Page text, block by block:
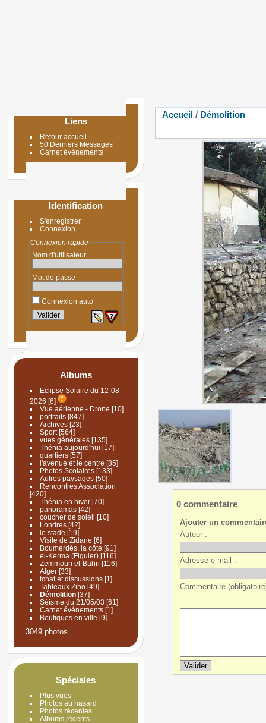
Liens
Retour accueil
50 Derniers Messages
Carnet événements
Identification
S'enregistrer
Connexion
Connexion rapide
Nom d'utilisateur
Mot de passe
Connexion auto
Albums
Eclipse Solaire du 12-08-
2026 [6]
Vue aérienne - Drone [10]
portraits[847]
Archives [23]
Sport[564]
vues générales[135]
Thénia aujourd'hui [17]
quartiers[57]
l'avenue et le centre [85]
Photos Scolaires[133]
Autres paysages[50]
Rencontres Association
[420]
Thénia en hiver[70]
panoramas[42]
coucher de soleil [10]
Londres[42]
le stade [19]
Visite de Zidane [6]
Boumerdès, la côte [91]
el-Kerma (Figuier)[116]
Zemmouri el-Bahri [116]
Alger[33]
tchat et discussions[1]
Tableaux Zino[49]
Démolition[37]
Séisme du 21/05/03 [61]
Carnet événements[1]
Boutiques en ville [9]
3049 photos
Spéciales
Plus vues
Photos au hasard
Photos récentes
Albums récents
Accueil / Démolition
0 commentaire
Ajouter un
Auteur :
Adresse e-mail :
Commentaire
|